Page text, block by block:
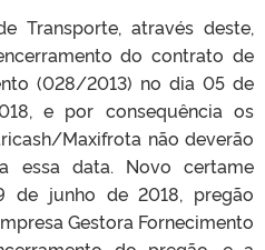
Transporte, através deste,
do contrato de
(028/2013) no dia 05 de
e por consequência os
Maxifrota não deverão
essa data. Novo certame
de junho de 2018, pregão
Gestora Fornecimento